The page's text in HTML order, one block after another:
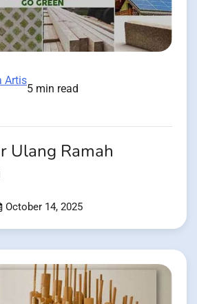
Artis
5 min read
Ulang Ramah
October 14, 2025